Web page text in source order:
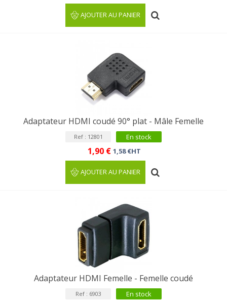
AJOUTER AU PANIER
Adaptateur HDMI coudé 90° plat - Mâle Femelle
Ref : 12801 En stock
1,90 € 1,58 €HT
AJOUTER AU PANIER
Adaptateur HDMI Femelle - Femelle coudé
Ref : 6903 En stock